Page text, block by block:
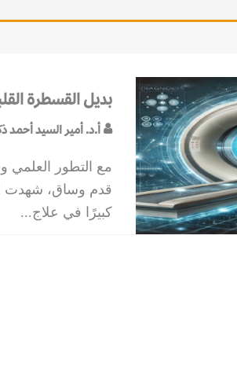
بديل القسطرة
أ.د. أمير السيد أحمد
مع التطور العلمي
قدم وساق، شهدت
كبيرًا في علاج...